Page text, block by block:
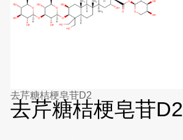
去芹糖桔梗皂苷D2
去芹糖桔梗皂苷D2